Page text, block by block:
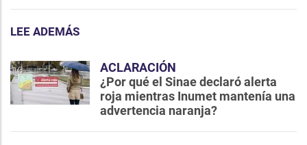
LEE ADEMÁS
ACLARACIÓN
¿Por qué el Sinae declaró alerta
roja mientras Inumet mantenía una
advertencia naranja?